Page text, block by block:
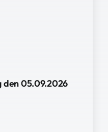
den 05.09.2026